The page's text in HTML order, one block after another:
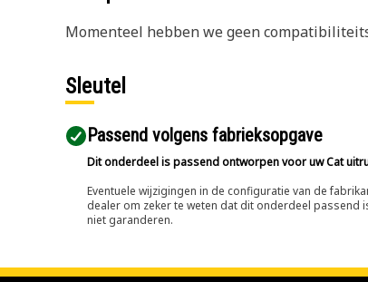
Momenteel hebben we geen
Sleutel
Passend volgens fabrieksopgave
Dit onderdeel is passend ontworpen voor uw Cat
Eventuele wijzigingen in de configuratie van de
dealer om zeker te weten dat dit onderdeel
niet garanderen.